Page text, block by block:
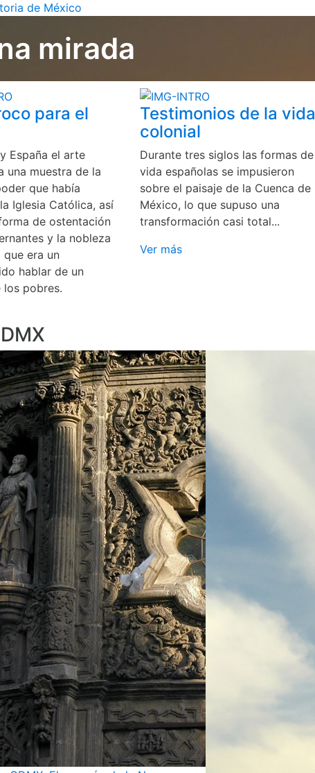
de México
mirada
para el
España el arte
una muestra de la
que había
Iglesia Católica, así
de ostentación
y la nobleza
era un
hablar de un
pobres.
Testimonios de la vida
colonial
Durante tres siglos las formas de
vida españolas se impusieron
sobre el paisaje de la Cuenca de
México, lo que supuso una
transformación casi total...
Ver más